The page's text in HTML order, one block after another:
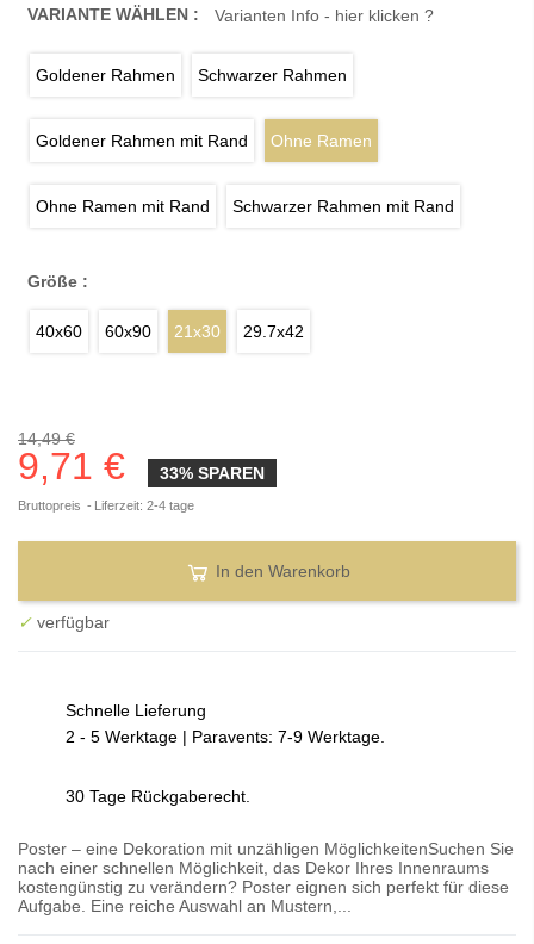
VARIANTE WÄHLEN : Varianten Info - hier klicken ?
Goldener Rahmen Schwarzer Rahmen
Goldener Rahmen mit Rand Ohne Ramen
Ohne Ramen mit Rand Schwarzer Rahmen mit Rand
Größe :
40x60 60x90 21x30 29.7x42
14,49 €
9,71 € 33% SPAREN
Bruttopreis Liferzeit: 2-4 tage
In den Warenkorb
✓ verfügbar
Schnelle Lieferung
2 - 5 Werktage | Paravents: 7-9 Werktage.
30 Tage Rückgaberecht.
Poster – eine Dekoration mit unzähligen MöglichkeitenSuchen Sie
nach einer schnellen Möglichkeit, das Dekor Ihres Innenraums
kostengünstig zu verändern? Poster eignen sich perfekt für diese
Aufgabe. Eine reiche Auswahl an Mustern,...